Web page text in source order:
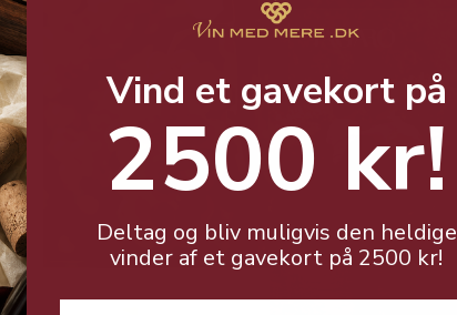
Vind et gavekort på
2500 kr!
Deltag og bliv muligvis den heldige
vinder af et gavekort på 2500 kr!